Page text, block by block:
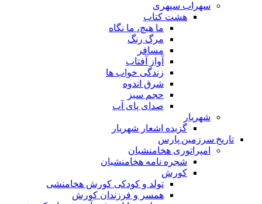
سهراب سپهری
هشت کتاب
ما هیچ، ما نگاه
مرگ رنگ
مسافر
آواز آفتاب
زندگی خواب ها
شرق اندوه
حجم سبز
صدای پای آب
شهریار
گزیده اشعار شهریار
تاریخ سرزمین پارس
امپراتوری هخامنشیان
شجره نامه هخامنشیان
کورش
تولد و کودکی کورش هخامنشی
همسر و فرزندان کورش